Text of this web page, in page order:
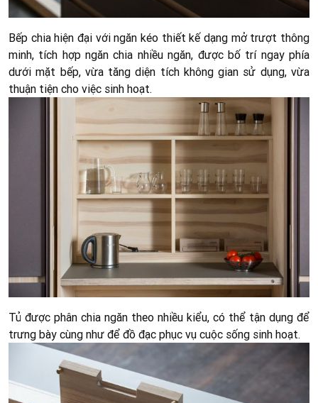
Bếp chia hiện đại với ngăn kéo thiết kế dạng mở trượt thông
minh, tích hợp ngăn chia nhiều ngăn, được bố trí ngay phía
dưới mặt bếp, vừa tăng diện tích không gian sử dụng, vừa
thuận tiện cho việc sinh hoạt.
Tủ được phân chia ngăn theo nhiều kiểu, có thể tận dụng để
trưng bày cùng như để đồ đạc phục vụ cuộc sống sinh hoạt.